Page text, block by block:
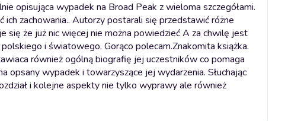
opisująca wypadek na Broad Peak z wieloma szczegółami.
zachowania.. Autorzy postarali się przedstawić różne
się że już nic więcej nie można powiedzieć A za chwilę jest
i światowego. Gorąco polecam.Znakomita książka.
również ogólną biografię jej uczestników co pomaga
opsany wypadek i towarzyszące jej wydarzenia. Słuchając
i kolejne aspekty nie tylko wyprawy ale również